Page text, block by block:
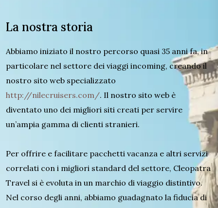
La nostra storia
Abbiamo iniziato il nostro percorso quasi 35 anni fa, in
particolare nel settore dei viaggi incoming, creando il
nostro sito web specializzato
http://nilecruisers.com/. Il nostro sito web è
diventato uno dei migliori siti creati per servire
un’ampia gamma di clienti stranieri.
Per offrire e facilitare pacchetti vacanza e altri servizi
correlati con i migliori standard del settore, Cleopatra
Travel si è evoluta in un marchio di viaggio distintivo.
Nel corso degli anni, abbiamo guadagnato la fiducia di